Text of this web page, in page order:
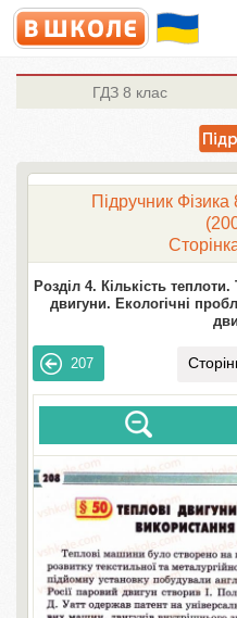
ГДЗ 8 клас
Підручник
Розділ 4. Кількість
двигуни. Екологічні
207